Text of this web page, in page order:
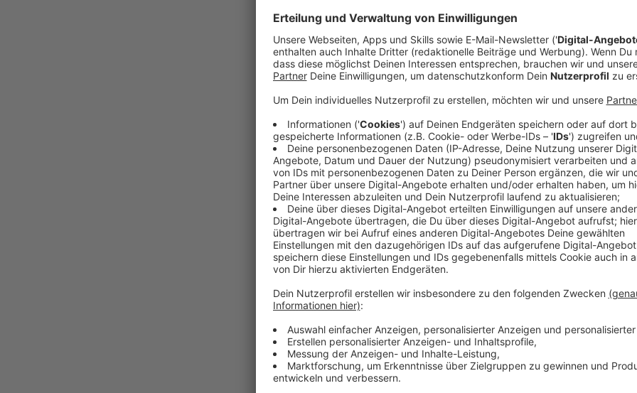
Die Stadt habe bereits ein Sicherheitspaket auf
mehr Präsenz der Ordnungskräfte und mehr Einsatz
hatte außerdem ein Waffenverbot in der Altstadt
mit Polizei und Land zusammenarbeiten. Das sind
will.
Anzeige
Oberbürgermeister Stephan Keller
Diese Projekte will er voran treiben
Außerdem will Keller - gemeinsam mit der
in den kommenden Jahren 1,3 Milliarden Euro in Bau
stecken.